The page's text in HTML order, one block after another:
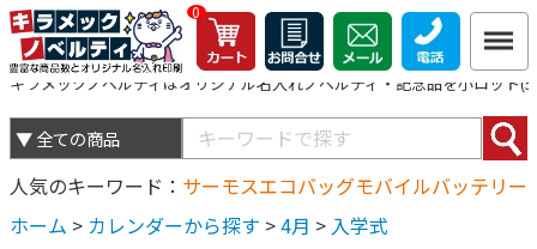
0
キラメックノベルティはオリジナル名入れノベルティ・記念品を小ロット
人気のキーワード サーモスエコバッグモバイルバッテリー
ホーム > カレンダーから探す >4月 > 入学式